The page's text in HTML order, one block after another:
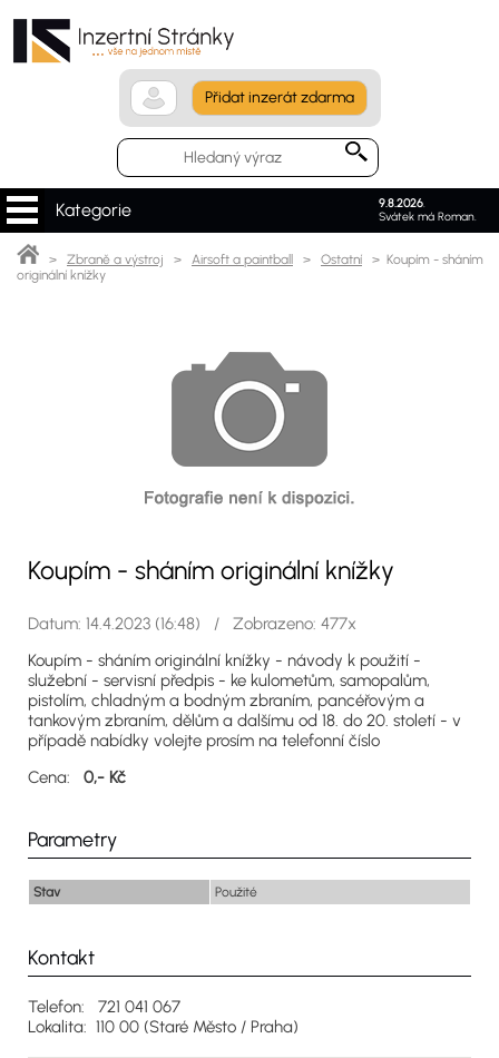
Přidat inzerát zdarma
9.8.2026.
Svátek má Roman.
Kategorie
> Zbraně a výstroj > Airsoft a paintball > Ostatní > Koupím - sháním
originální knížky
Koupím - sháním originální knížky
Datum: 14.4.2023 (16:48) / Zobrazeno: 477x
Koupím - sháním originální knížky - návody k použití -
služební - servisní předpis - ke kulometům, samopalům,
pistolím, chladným a bodným zbraním, pancéřovým a
tankovým zbraním, dělům a dalšímu od 18. do 20. století - v
případě nabídky volejte prosím na telefonní číslo
Cena: 0,- Kč
Parametry
Stav Použité
Kontakt
Telefon: 721 041 067
Lokalita: 110 00 (Staré Město / Praha)